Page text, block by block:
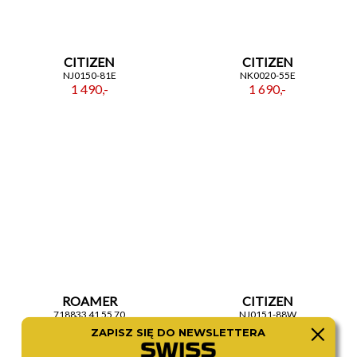
CITIZEN
NJ0150-81E
1 490,-
CITIZEN
NK0020-55E
1 690,-
ROAMER
718833 41 55 70
1 370,-
CITIZEN
NJ0151-88W
1 490,-
ZAPISZ SIĘ DO NEWSLETTERA